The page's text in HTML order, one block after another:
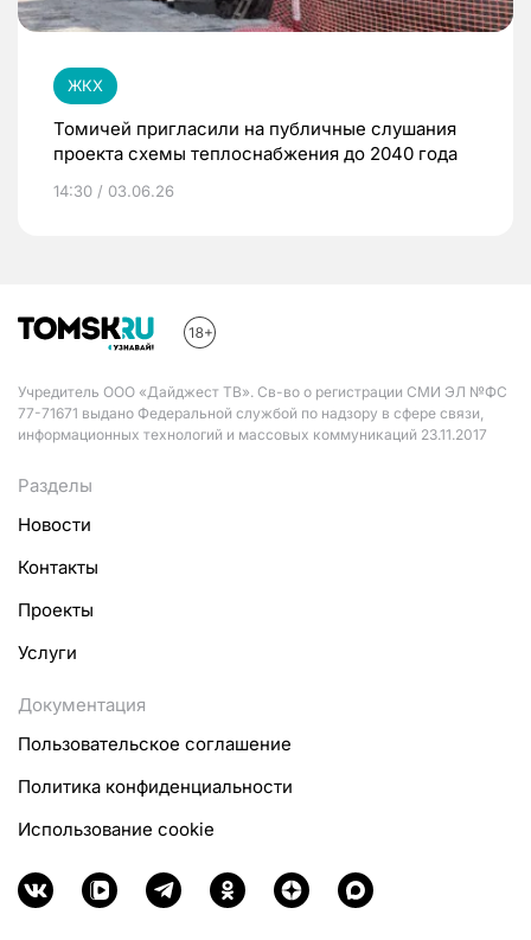
ЖКХ
Томичей пригласили на публичные слушания
проекта схемы теплоснабжения до 2040 года
14:30 / 03.06.26
Учредитель ООО «Дайджест ТВ». Св-во о регистрации СМИ ЭЛ №ФС
77-71671 выдано Федеральной службой по надзору в сфере связи,
информационных технологий и массовых коммуникаций 23.11.2017
Разделы
Новости
Контакты
Проекты
Услуги
Документация
Пользовательское соглашение
Политика конфиденциальности
Использование cookie